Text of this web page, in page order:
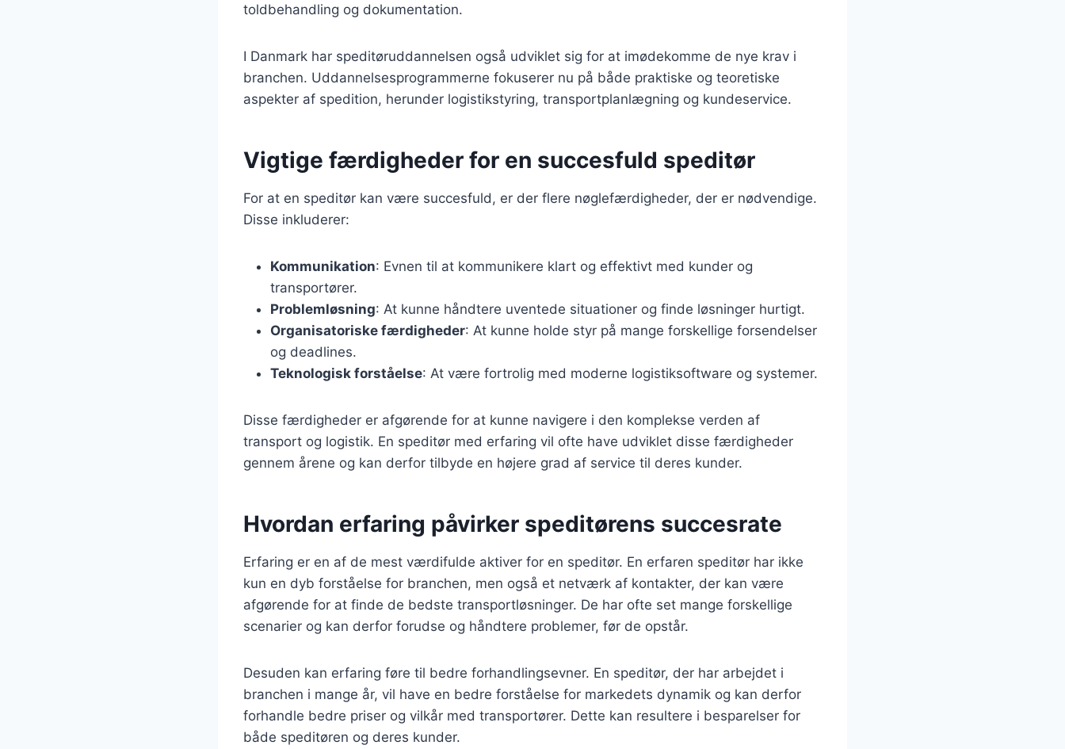
toldbehandling og dokumentation.
I Danmark har speditøruddannelsen også udviklet sig for at imødekomme de nye krav i
branchen. Uddannelsesprogrammerne fokuserer nu på både praktiske og teoretiske
aspekter af spedition, herunder logistikstyring, transportplanlægning og kundeservice.
Vigtige færdigheder for en succesfuld speditør
For at en speditør kan være succesfuld, er der flere nøglefærdigheder, der er nødvendige.
Disse inkluderer:
Kommunikation: Evnen til at kommunikere klart og effektivt med kunder og
transportører.
Problemløsning: At kunne håndtere uventede situationer og finde løsninger hurtigt.
Organisatoriske færdigheder: At kunne holde styr på mange forskellige forsendelser
og deadlines.
Teknologisk forståelse: At være fortrolig med moderne logistiksoftware og systemer.
Disse færdigheder er afgørende for at kunne navigere i den komplekse verden af
transport og logistik. En speditør med erfaring vil ofte have udviklet disse færdigheder
gennem årene og kan derfor tilbyde en højere grad af service til deres kunder.
Hvordan erfaring påvirker speditørens succesrate
Erfaring er en af de mest værdifulde aktiver for en speditør. En erfaren speditør har ikke
kun en dyb forståelse for branchen, men også et netværk af kontakter, der kan være
afgørende for at finde de bedste transportløsninger. De har ofte set mange forskellige
scenarier og kan derfor forudse og håndtere problemer, før de opstår.
Desuden kan erfaring føre til bedre forhandlingsevner. En speditør, der har arbejdet i
branchen i mange år, vil have en bedre forståelse for markedets dynamik og kan derfor
forhandle bedre priser og vilkår med transportører. Dette kan resultere i besparelser for
både speditøren og deres kunder.